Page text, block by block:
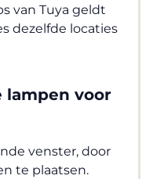
van Tuya geldt
dezelfde locaties
lampen voor
venster, door
te plaatsen.